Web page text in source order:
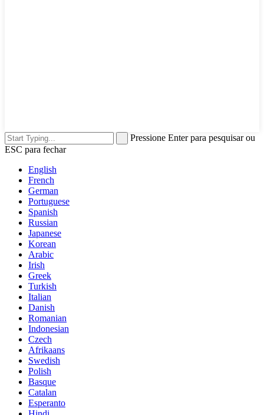
Pressione Enter para pesquisar ou
ESC para fechar
English
French
German
Portuguese
Spanish
Russian
Japanese
Korean
Arabic
Irish
Greek
Turkish
Italian
Danish
Romanian
Indonesian
Czech
Afrikaans
Swedish
Polish
Basque
Catalan
Esperanto